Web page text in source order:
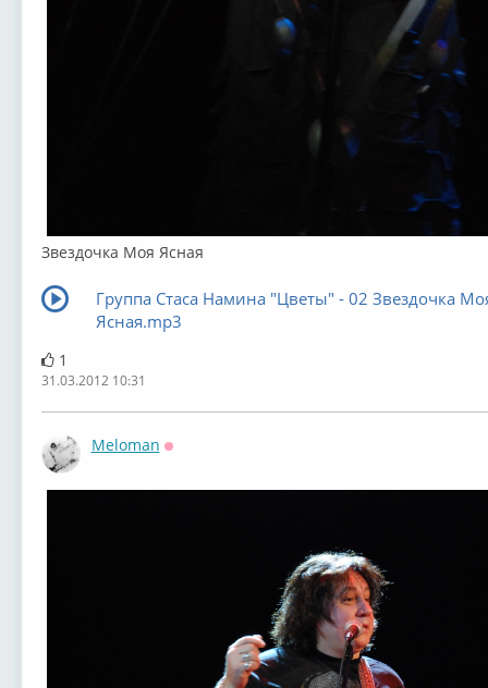
Звездочка Моя Ясная
Группа Стаса Намина "Цветы" - 02 Звездочка
Ясная.mp3
1
31.03.2012 10:31
Meloman